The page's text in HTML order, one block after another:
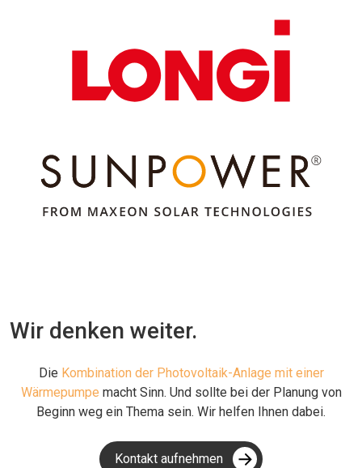
Wir denken weiter.
Die Kombination der Photovoltaik-Anlage mit einer
Wärmepumpe macht Sinn. Und sollte bei der Planung von
Beginn weg ein Thema sein. Wir helfen Ihnen dabei.
Kontakt aufnehmen